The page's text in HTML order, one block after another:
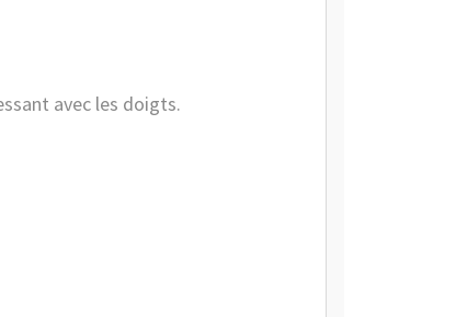
avec les doigts.